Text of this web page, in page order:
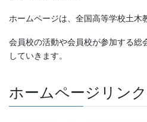
ホームページは、全国高等学校土木
会員校の活動や会員校が参加する総
していきます。
ホームページリンク